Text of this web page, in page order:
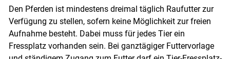
Den Pferden ist mindestens dreimal täglich Raufutter zur
Verfügung zu stellen, sofern keine Möglichkeit zur freien
Aufnahme besteht. Dabei muss für jedes Tier ein
Fressplatz vorhanden sein. Bei ganztägiger Futtervorlage